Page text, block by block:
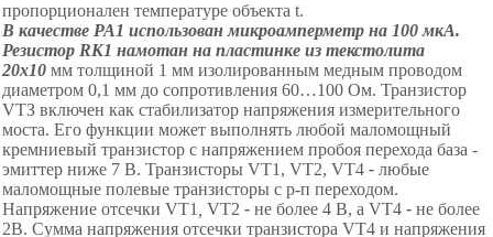
пропорционален температуре объекта t.
В качестве РА1 использован микроамперметр на 100 мкА.
Резистор RК1 намотан на пластинке из текстолита
20x10 мм толщиной 1 мм изолированным медным проводом
диаметром 0,1 мм до сопротивления 60…100 Ом. Транзистор
VТЗ включен как стабилизатор напряжения измерительного
моста. Его функции может выполнять любой маломощный
кремниевый транзистор с напряжением пробоя перехода база -
эмиттер ниже 7 В. Транзисторы VТ1, VТ2, VТ4 - любые
маломощные полевые транзисторы с р-п переходом.
Напряжение отсечки VТ1
VТ2 - не более 4 В, а VТ4 - не более
2В. Сумма напряжения отсечки транзистора VТ4 и напряжения